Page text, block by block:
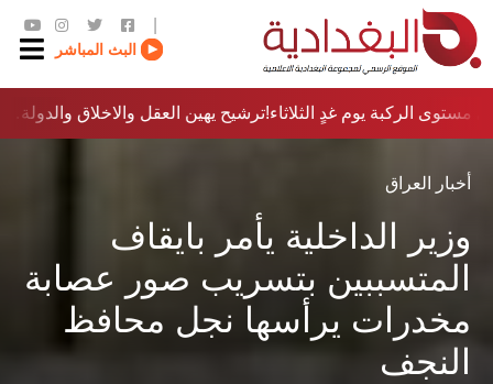
البث المباشر
ترشيح يهين العقل والاخلاق والدولة…؟!مستوى الركبة يوم غدٍ الثلاثاء
أخبار العراق
وزير الداخلية يأمر بايقاف
المتسببين بتسريب صور عصابة
مخدرات يرأسها نجل محافظ
النجف